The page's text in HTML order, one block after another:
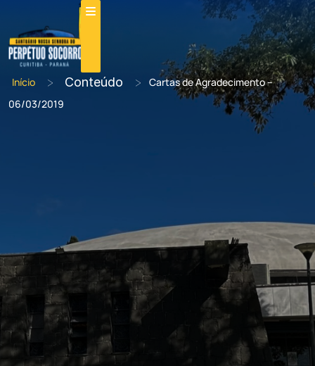
Início > Conteúdo >
Cartas de Agradecimento –
06/03/2019